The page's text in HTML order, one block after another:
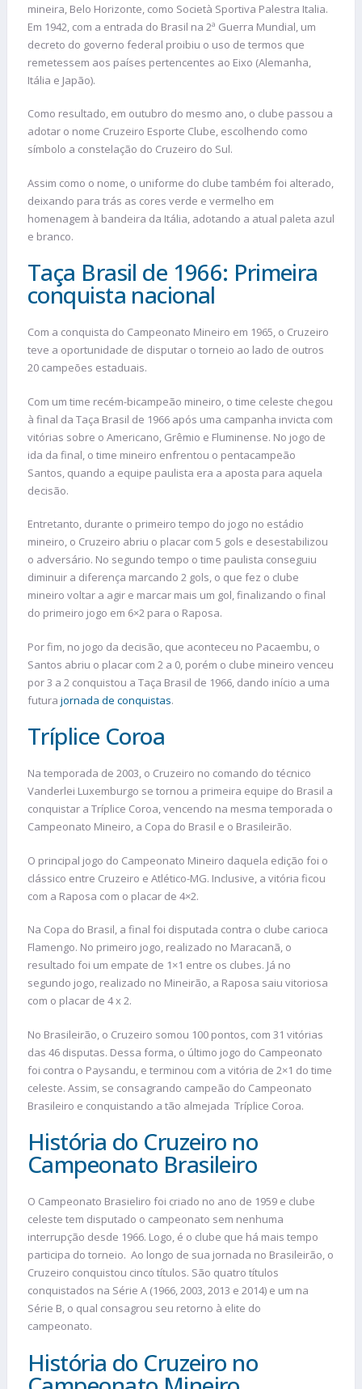
mineira, Belo Horizonte, como Società Sportiva Palestra Italia.
Em 1942, com a entrada do Brasil na 2ª Guerra Mundial, um
decreto do governo federal proibiu o uso de termos que
remetessem aos países pertencentes ao Eixo (Alemanha,
Itália e Japão).
Como resultado, em outubro do mesmo ano, o clube passou a
adotar o nome Cruzeiro Esporte Clube, escolhendo como
símbolo a constelação do Cruzeiro do Sul.
Assim como o nome, o uniforme do clube também foi alterado,
deixando para trás as cores verde e vermelho em
homenagem à bandeira da Itália, adotando a atual paleta azul
e branco.
Taça Brasil de 1966: Primeira
conquista nacional
Com a conquista do Campeonato Mineiro em 1965, o Cruzeiro
teve a oportunidade de disputar o torneio ao lado de outros
20 campeões estaduais.
Com um time recém-bicampeão mineiro, o time celeste chegou
à final da Taça Brasil de 1966 após uma campanha invicta com
vitórias sobre o Americano, Grêmio e Fluminense. No jogo de
ida da final, o time mineiro enfrentou o pentacampeão
Santos, quando a equipe paulista era a aposta para aquela
decisão.
Entretanto, durante o primeiro tempo do jogo no estádio
mineiro, o Cruzeiro abriu o placar com 5 gols e desestabilizou
o adversário. No segundo tempo o time paulista conseguiu
diminuir a diferença marcando 2 gols, o que fez o clube
mineiro voltar a agir e marcar mais um gol, finalizando o final
do primeiro jogo em 6×2 para o Raposa.
Por fim, no jogo da decisão, que aconteceu no Pacaembu, o
Santos abriu o placar com 2 a 0, porém o clube mineiro venceu
por 3 a 2 conquistou a Taça Brasil de 1966, dando início a uma
futura jornada de conquistas.
Tríplice Coroa
Na temporada de 2003, o Cruzeiro no comando do técnico
Vanderlei Luxemburgo se tornou a primeira equipe do Brasil a
conquistar a Tríplice Coroa, vencendo na mesma temporada o
Campeonato Mineiro, a Copa do Brasil e o Brasileirão.
O principal jogo do Campeonato Mineiro daquela edição foi o
clássico entre Cruzeiro e Atlético-MG. Inclusive, a vitória ficou
com a Raposa com o placar de 4×2.
Na Copa do Brasil, a final foi disputada contra o clube carioca
Flamengo. No primeiro jogo, realizado no Maracanã, o
resultado foi um empate de 1×1 entre os clubes. Já no
segundo jogo, realizado no Mineirão, a Raposa saiu vitoriosa
com o placar de 4 x 2.
No Brasileirão, o Cruzeiro somou 100 pontos, com 31 vitórias
das 46 disputas. Dessa forma, o último jogo do Campeonato
foi contra o Paysandu, e terminou com a vitória de 2×1 do time
celeste. Assim, se consagrando campeão do Campeonato
Brasileiro e conquistando a tão almejada Tríplice Coroa.
História do Cruzeiro no
Campeonato Brasileiro
O Campeonato Brasieliro foi criado no ano de 1959 e clube
celeste tem disputado o campeonato sem nenhuma
interrupção desde 1966. Logo, é o clube que há mais tempo
participa do torneio. Ao longo de sua jornada no Brasileirão, o
Cruzeiro conquistou cinco títulos. São quatro títulos
conquistados na Série A (1966, 2003, 2013 e 2014) e um na
Série B, o qual consagrou seu retorno à elite do
campeonato.
História do Cruzeiro no